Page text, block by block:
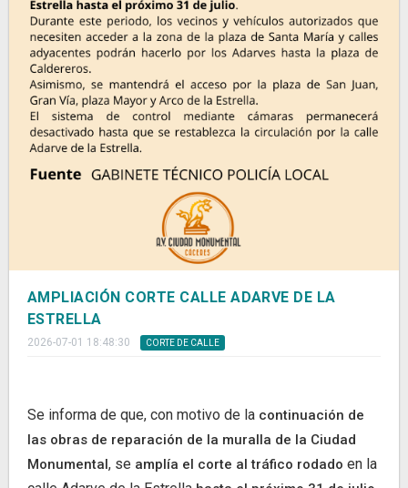
AMPLIACIÓN CORTE CALLE ADARVE DE LA
ESTRELLA
2026-07-01 18:48:30 CORTE DE CALLE
Se informa de que, con motivo de la continuación de
las obras de reparación de la muralla de la Ciudad
Monumental, se amplía el corte al tráfico rodado en la